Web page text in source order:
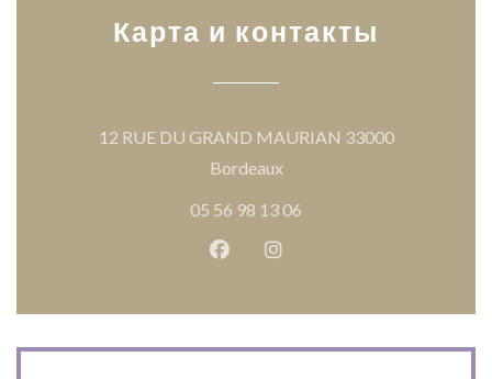
Карта и контакты
12 RUE DU GRAND MAURIAN 33000
Bordeaux((открывается в новом
05 56 98 13 06
Facebook ((открывается в
Instagram